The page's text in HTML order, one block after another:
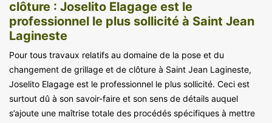
clôture : Joselito Elagage est le
professionnel le plus sollicité à Saint Jean
Lagineste
Pour tous travaux relatifs au domaine de la pose et du
changement de grillage et de clôture à Saint Jean Lagineste,
Joselito Elagage est le professionnel le plus sollicité. Ceci est
surtout dû à son savoir-faire et son sens de détails auquel
s’ajoute une maîtrise totale des procédés spécifiques à mettre